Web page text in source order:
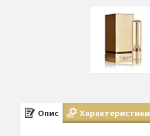
Опис Характеристики